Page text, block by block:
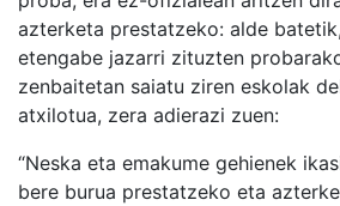
azterketa prestatzeko: alde
etengabe jazarri zituzten
zenbaitetan saiatu ziren eskolak
atxilotua, zera adierazi zuen:
“Neska eta emakume gehienek
bere burua prestatzeko eta